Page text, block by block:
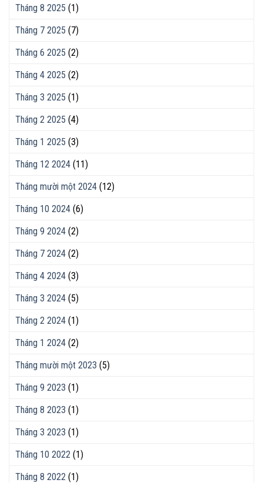
Tháng 8 2025 (1)
Tháng 7 2025 (7)
Tháng 6 2025 (2)
Tháng 4 2025 (2)
Tháng 3 2025 (1)
Tháng 2 2025 (4)
Tháng 1 2025 (3)
Tháng 12 2024 (11)
Tháng mười một 2024 (12)
Tháng 10 2024 (6)
Tháng 9 2024 (2)
Tháng 7 2024 (2)
Tháng 4 2024 (3)
Tháng 3 2024 (5)
Tháng 2 2024 (1)
Tháng 1 2024 (2)
Tháng mười một 2023 (5)
Tháng 9 2023 (1)
Tháng 8 2023 (1)
Tháng 3 2023 (1)
Tháng 10 2022 (1)
Tháng 8 2022 (1)